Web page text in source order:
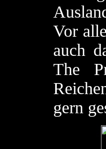
Vor
auch
The
gern